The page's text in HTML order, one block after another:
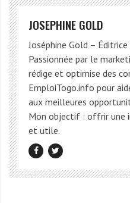
JOSEPHINE GOLD
Joséphine Gold –
Passionnée par le
rédige et optimise des
EmploiTogo.info pour
aux meilleures
Mon objectif : offrir une
et utile.